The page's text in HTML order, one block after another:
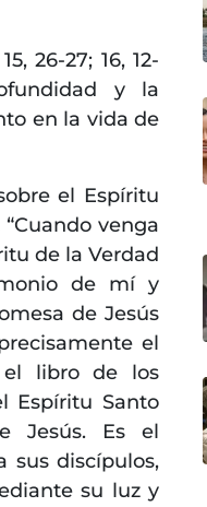
26-27; 16, 12-
y la
en la vida de
el Espíritu
venga
de la Verdad
de mí y
de Jesús
el
el libro de los
Espíritu Santo
Jesús. Es el
sus discípulos,
su luz y